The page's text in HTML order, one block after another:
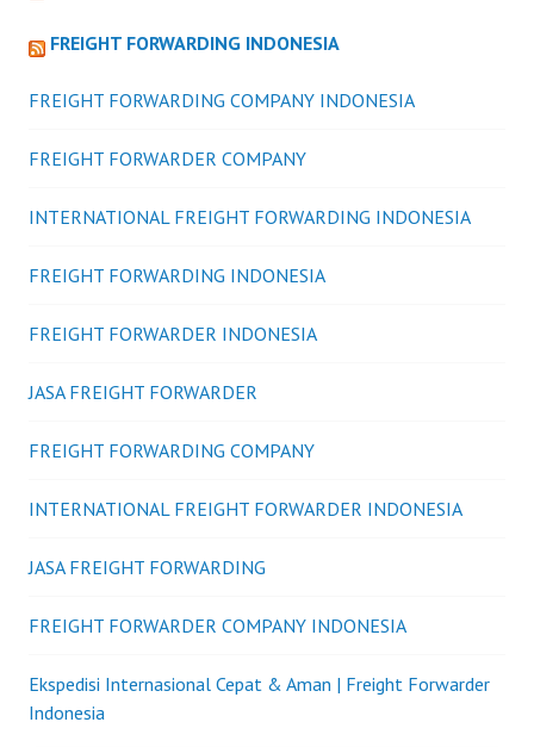
FREIGHT FORWARDING INDONESIA
FREIGHT FORWARDING COMPANY INDONESIA
FREIGHT FORWARDER COMPANY
INTERNATIONAL FREIGHT FORWARDING INDONESIA
FREIGHT FORWARDING INDONESIA
FREIGHT FORWARDER INDONESIA
JASA FREIGHT FORWARDER
FREIGHT FORWARDING COMPANY
INTERNATIONAL FREIGHT FORWARDER INDONESIA
JASA FREIGHT FORWARDING
FREIGHT FORWARDER COMPANY INDONESIA
Ekspedisi Internasional Cepat & Aman | Freight Forwarder
Indonesia